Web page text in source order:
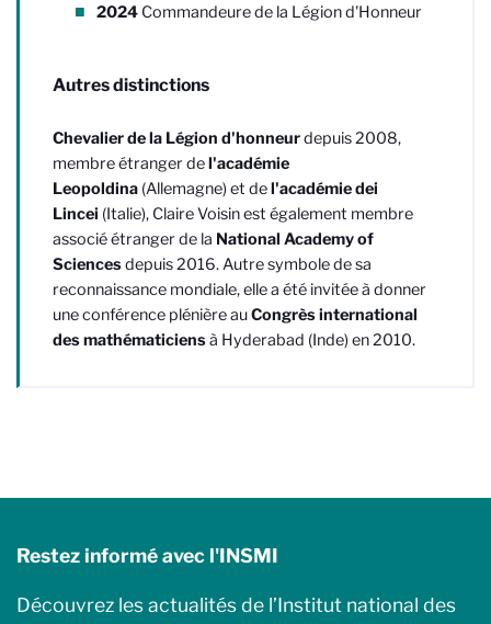
2024 Commandeure de la Légion d'Honneur
Autres distinctions
Chevalier de la Légion d'honneurdepuis 2008,
membre étranger del'académie
Leopoldina (Allemagne) et del'académie dei
Lincei (Italie), Claire Voisin est également membre
associé étranger de la National Academy of
Sciencesdepuis 2016. Autre symbole de sa
reconnaissance mondiale, elle a été invitée à donner
une conférence plénière auCongrès international
des mathématiciensà Hyderabad (Inde) en 2010.
Restez informé avec l'INSMI
Découvrez les actualités de l’Institut national des